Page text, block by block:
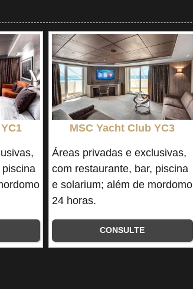
MSC Yacht Club YC3
Áreas privadas e exclusivas,
com restaurante, bar, piscina
e solarium; além de mordomo
24 horas.
CONSULTE